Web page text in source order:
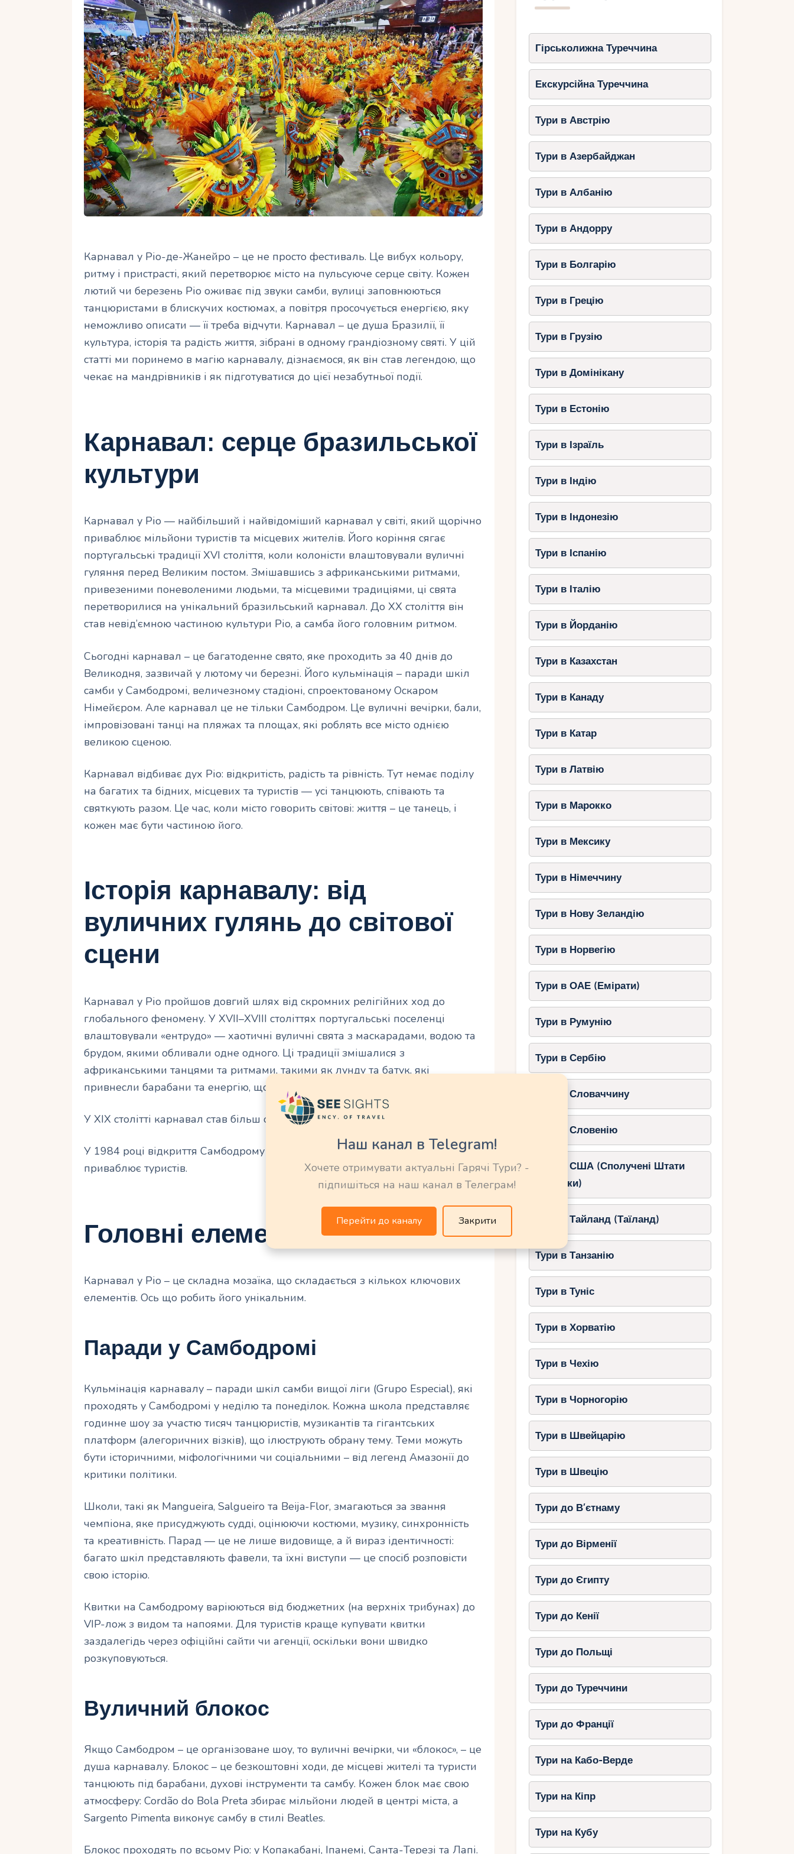
Ру
Карнавал у Ріо-де-Жанейро – це не просто фестиваль. Це вибух кольору,
ритму і пристрасті, який перетворює місто на пульсуюче серце світу. Кожен
лютий чи березень Ріо оживає під звуки самби, вулиці заповнюються
танцюристами в блискучих костюмах, а повітря просочується енергією, яку
неможливо описати — її треба відчути. Карнавал – це душа Бразилії, її
культура, історія та радість життя, зібрані в одному грандіозному святі. У цій
статті ми поринемо в магію карнавалу, дізнаємося, як він став легендою, що
чекає на мандрівників і як підготуватися до цієї незабутньої події.
Карнавал: серце бразильської
культури
Карнавал у Ріо — найбільший і найвідоміший карнавал у світі, який щорічно
приваблює мільйони туристів та місцевих жителів. Його коріння сягає
португальські традиції XVI століття, коли колоністи влаштовували вуличні
гуляння перед Великим постом. Змішавшись з африканськими ритмами,
привезеними поневоленими людьми, та місцевими традиціями, ці свята
перетворилися на унікальний бразильський карнавал. До XX століття він
став невід’ємною частиною культури Ріо, а самба його головним ритмом.
Сьогодні карнавал – це багатоденне свято, яке проходить за 40 днів до
Великодня, зазвичай у лютому чи березні. Його кульмінація – паради шкіл
самби у Самбодромі, величезному стадіоні, спроектованому Оскаром
Німейєром. Але карнавал це не тільки Самбодром. Це вуличні вечірки, бали,
імпровізовані танці на пляжах та площах, які роблять все місто однією
великою сценою.
Карнавал відбиває дух Ріо: відкритість, радість та рівність. Тут немає поділу
на багатих та бідних, місцевих та туристів — усі танцюють, співають та
святкують разом. Це час, коли місто говорить світові: життя – це танець, і
кожен має бути частиною його.
Історія карнавалу: від
вуличних гулянь до світової
сцени
Карнавал у Ріо пройшов довгий шлях від скромних релігійних ход до
глобального феномену. У XVII–XVIII століттях португальські поселенці
влаштовували «ентрудо» — хаотичні вуличні свята з маскарадами, водою та
брудом, якими обливали одне одного. Ці традиції змішалися з
африканськими танцями та ритмами, такими як лунду та батук, які
привнесли барабани та енергію, що стали основою самби.
У ХІХ столітті карнавал став більш організованим.
У 1984 році відкриття Самбодрому стало переломним моментом. та
приваблює туристів.
Головні елементи карнавалу
Карнавал у Ріо – це складна мозаїка, що складається з кількох ключових
елементів. Ось що робить його унікальним.
Паради у Самбодромі
Кульмінація карнавалу – паради шкіл самби вищої ліги (Grupo Especial), які
проходять у Самбодромі у неділю та понеділок. Кожна школа представляє
годинне шоу за участю тисяч танцюристів, музикантів та гігантських
платформ (алегоричних візків), що ілюструють обрану тему. Теми можуть
бути історичними, міфологічними чи соціальними – від легенд Амазонії до
критики політики.
Школи, такі як Mangueira, Salgueiro та Beija-Flor, змагаються за звання
чемпіона, яке присуджують судді, оцінюючи костюми, музику, синхронність
та креативність. Парад — це не лише видовище, а й вираз ідентичності:
багато шкіл представляють фавели, та їхні виступи — це спосіб розповісти
свою історію.
Квитки на Самбодрому варіюються від бюджетних (на верхніх трибунах) до
VIP-лож з видом та напоями. Для туристів краще купувати квитки
заздалегідь через офіційні сайти чи агенції, оскільки вони швидко
розкуповуються.
Вуличний блокос
Якщо Самбодром – це організоване шоу, то вуличні вечірки, чи «блокос», – це
душа карнавалу. Блокос – це безкоштовні ходи, де місцеві жителі та туристи
танцюють під барабани, духові інструменти та самбу. Кожен блок має свою
атмосферу: Cordão do Bola Preta збирає мільйони людей в центрі міста, а
Sargento Pimenta виконує самбу в стилі Beatles.
Блокос проходять по всьому Ріо: у Копакабані, Іпанемі, Санта-Терезі та Лапі.
Гірськолижна Туреччина
Екскурсійна Туреччина
Тури в Австрію
Тури в Азербайджан
Тури в Албанію
Тури в Андорру
Тури в Болгарію
Тури в Грецію
Тури в Грузію
Тури в Домінікану
Тури в Естонію
Тури в Ізраїль
Тури в Індію
Тури в Індонезію
Тури в Іспанію
Тури в Італію
Тури в Йорданію
Тури в Казахстан
Тури в Канаду
Тури в Катар
Тури в Латвію
Тури в Марокко
Тури в Мексику
Тури в Німеччину
Тури в Нову Зеландію
Тури в Норвегію
Тури в ОАЕ (Емірати)
Тури в Румунію
Тури в Сербію
Тури в Словаччину
Тури в Словенію
Тури в США (Сполучені Штати
Америки)
Тури в Тайланд (Таїланд)
Тури в Танзанію
Тури в Туніс
Тури в Хорватію
Тури в Чехію
Тури в Чорногорію
Тури в Швейцарію
Тури в Швецію
Тури до В’єтнаму
Тури до Вірменії
Тури до Єгипту
Тури до Кенії
Тури до Польщі
Тури до Туреччини
Тури до Франції
Тури на Кабо-Верде
Тури на Кіпр
Тури на Кубу
Наш канал в Telegram!
Хочете отримувати актуальні Гарячі Тури? -
підпишіться на наш канал в Телеграм!
Перейти до каналу Закрити